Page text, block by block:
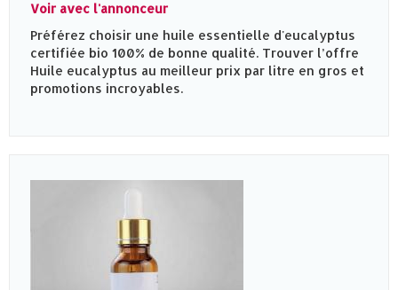
Voir avec l'annonceur
Préférez choisir une huile essentielle d'eucalyptus
certifiée bio 100% de bonne qualité. Trouver l’offre
Huile eucalyptus au meilleur prix par litre en gros et
promotions incroyables.